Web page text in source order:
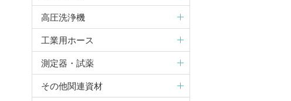
高圧洗浄機
工業用ホース
測定器・試薬
その他関連資材